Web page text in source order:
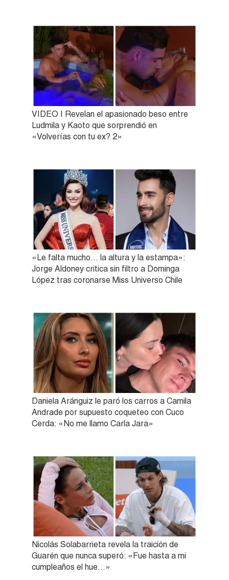
VIDEO | Revelan el apasionado beso entre
Ludmila y Kaoto que sorprendió en
«Volverías con tu ex? 2»
«Le falta mucho… la altura y la estampa»:
Jorge Aldoney critica sin filtro a Dominga
López tras coronarse Miss Universo Chile
Daniela Aránguiz le paró los carros a Camila
Andrade por supuesto coqueteo con Cuco
Cerda: «No me llamo Carla Jara»
Nicolás Solabarrieta revela la traición de
Guarén que nunca superó: «Fue hasta a mi
cumpleaños el hue…»